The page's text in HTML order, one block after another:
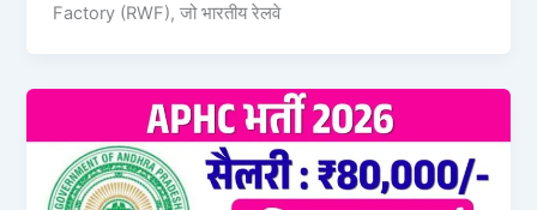
Factory (RWF), जो भारतीय रेलवे